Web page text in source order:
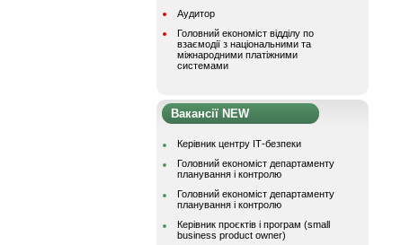
Аудитор
Головний економіст відділу по
взаємодії з національними та
міжнародними платіжними
системами
Вакансії NEW
Керівник центру ІТ-безпеки
Головний економіст департаменту
планування і контролю
Головний економіст департаменту
планування і контролю
Керівник проєктів і програм (small
business product owner)